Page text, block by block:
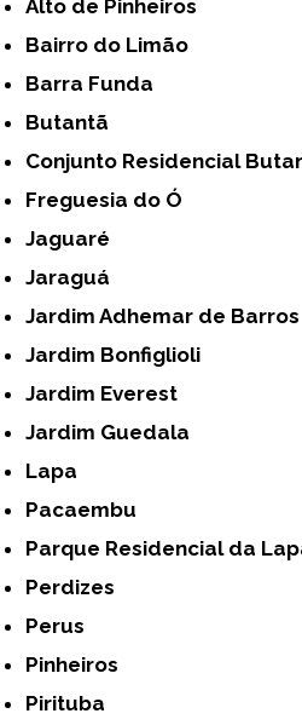
Alto de Pinheiros
Bairro do Limão
Barra Funda
Butantã
Conjunto Residencial
Freguesia do Ó
Jaguaré
Jaraguá
Jardim Adhemar de Barros
Jardim Bonfiglioli
Jardim Everest
Jardim Guedala
Lapa
Pacaembu
Parque Residencial da
Perdizes
Perus
Pinheiros
Pirituba